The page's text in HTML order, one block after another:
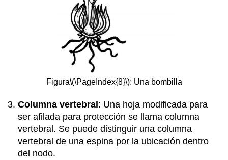
Figura\(\PageIndex{8}\): Una bombilla
Columna vertebral : Una hoja modificada para
ser afilada para protección se llama columna
vertebral. Se puede distinguir una columna
vertebral de una espina por la ubicación dentro
del nodo.